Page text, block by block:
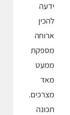
ידעה
להכין
ארוחה
מספקת
ממעט
מאד
מצרכים.
תכונה